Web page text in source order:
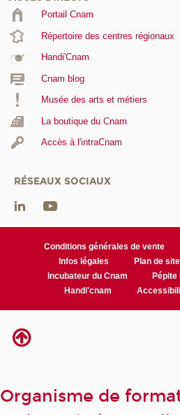
Portail Cnam
Répertoire des centres régionaux
Handi'Cnam
Cnam blog
Musée des arts et métiers
La boutique du Cnam
Accès à l'intraCnam
RÉSEAUX SOCIAUX
Conditions générales de vente
Infos légales
Plan de site
Incubateur du Cnam
Pépite
Handi'cnam
Organisme de